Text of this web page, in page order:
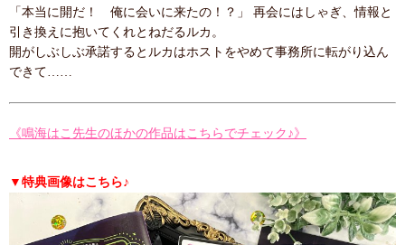
「本当に開だ！ 俺に会いに来たの！？」 再会にはしゃぎ、情報と
引き換えに抱いてくれとねだるルカ。
開がしぶしぶ承諾するとルカはホストをやめて事務所に転がり込ん
できて……
《鳴海はこ先生のほかの作品はこちらでチェック♪》
▼特典画像はこちら♪